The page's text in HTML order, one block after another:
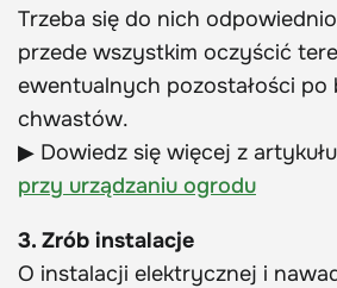
Trzeba się do nich
przede wszystkim oczyścić
ewentualnych pozostałości po
chwastów.
▶ Dowiedz się więcej z
przy urządzaniu ogrodu
3. Zrób instalacje
O instalacji elektrycznej i